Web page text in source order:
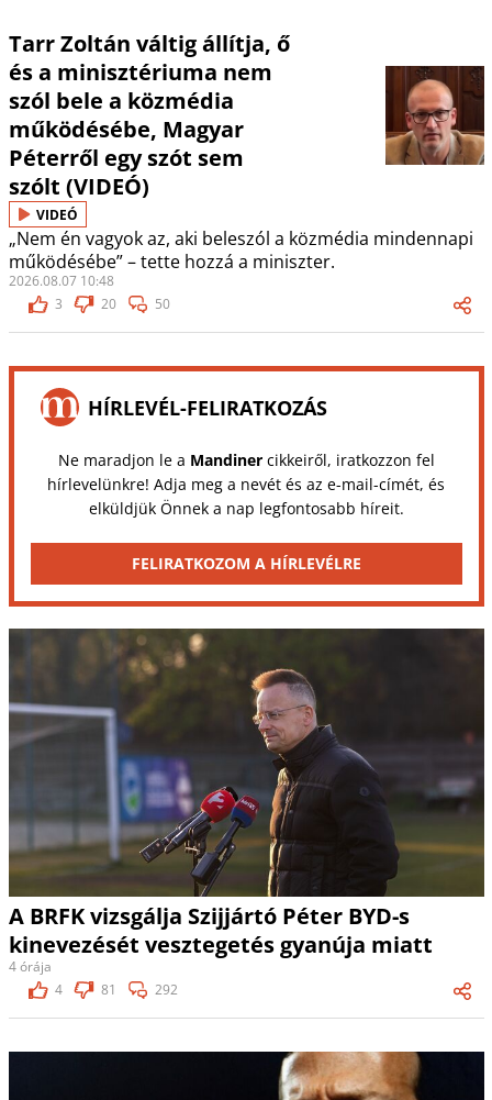
Tarr Zoltán váltig állítja, ő
és a minisztériuma nem
szól bele a közmédia
működésébe, Magyar
Péterről egy szót sem
szólt (VIDEÓ)
VIDEÓ
„Nem én vagyok az, aki beleszól a közmédia mindennapi
működésébe” – tette hozzá a miniszter.
2026.08.07 10:48
3
20 50
HÍRLEVÉL-FELIRATKOZÁS
Ne maradjon le a Mandinercikkeiről, iratkozzon fel
hírlevelünkre! Adja meg a nevét és az e-mail-címét, és
elküldjük Önnek a nap legfontosabb híreit.
FELIRATKOZOM A HÍRLEVÉLRE
A BRFK vizsgálja Szijjártó Péter BYD-s
kinevezését vesztegetés gyanúja miatt
4 órája
4
81 292